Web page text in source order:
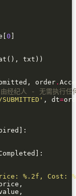
0
order .
经纪人 - 无需执行任
SUBMITTED' , dt=
%.2f , Cost: